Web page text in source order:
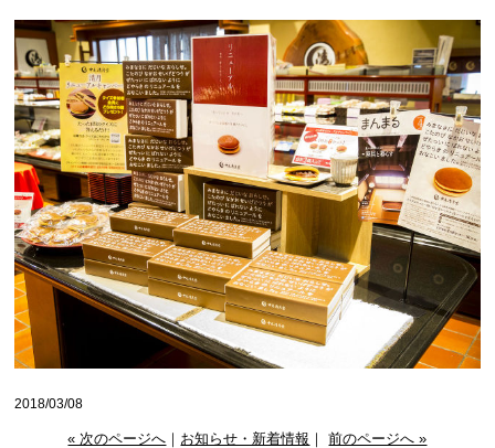
2018/03/08
« 次のページへ ｜ お知らせ・新着情報 ｜前のページへ »